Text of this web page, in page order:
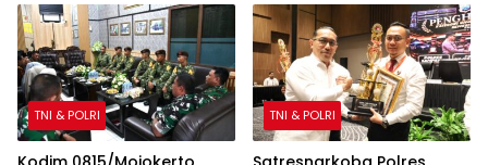
0815/Mojokerto
Tahap Akhir
TNI & POLRI TNI & POLRI